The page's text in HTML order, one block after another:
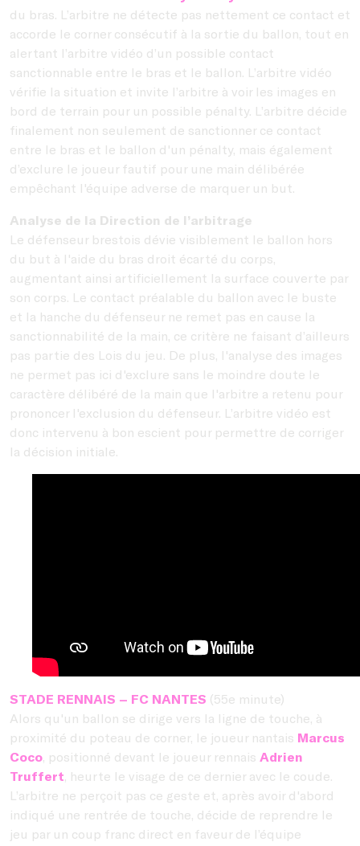
du bras. L’arbitre ne détecte pas nettement ce contact et
accorde le corner consécutif à la sortie du ballon, tout en
alertant l’arbitre vidéo d’un possible contact
sanctionnable entre le bras et le ballon. L’arbitre vidéo
vérifie la situation et invite l’arbitre à voir les images en
bord de terrain pour un possible pénalty. L’arbitre décide
finalement non seulement de sanctionner ce contact
entre le bras et le ballon d'un pénalty, mais également
d’exclure le joueur fautif pour une main délibérée
empêchant l'équipe adverse de marquer un but.
Analyse de la Direction de l’arbitrage
Le défenseur brestois dévie visiblement le ballon hors
du but à l'aide du bras droit écarté du corps,
augmentant ainsi artificiellement la surface couverte par
son corps. Le contact préalable du ballon avec le buste
et la hanche du défenseur ne remet pas en cause la
sanctionnabilité de la main, ce critère ne faisant d’ailleurs
pas partie des Lois du jeu. De plus, l'analyse des images
ne permet pas ici d'exclure sans le moindre doute le
caractère délibéré de la main que l'arbitre a retenu pour
prononcer l'exclusion du défenseur. L’arbitre vidéo est
donc intervenu à bon escient pour permettre de corriger
la décision initiale.
STADE RENNAIS – FC NANTES (55e minute)
Alors qu'un ballon se dirige vers la ligne de touche, à
proximité du poteau de corner, le joueur nantais Marcus
Coco, positionné devant le joueur rennais Adrien
Truffert, heurte le visage de ce dernier avec le coude.
L’arbitre ne perçoit pas ce geste et, après avoir d'abord
indiqué une rentrée de touche, décide de reprendre le
jeu par un coup franc direct en faveur de l’équipe